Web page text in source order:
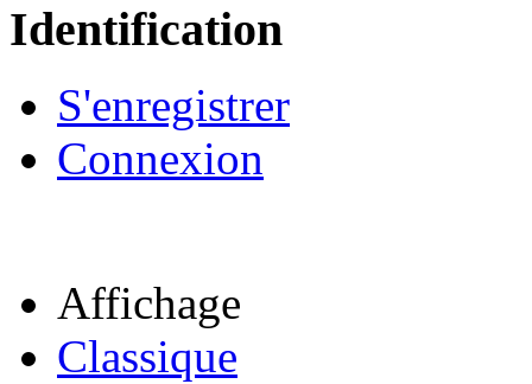
Identification
S'enregistrer
Connexion
Affichage
Classique